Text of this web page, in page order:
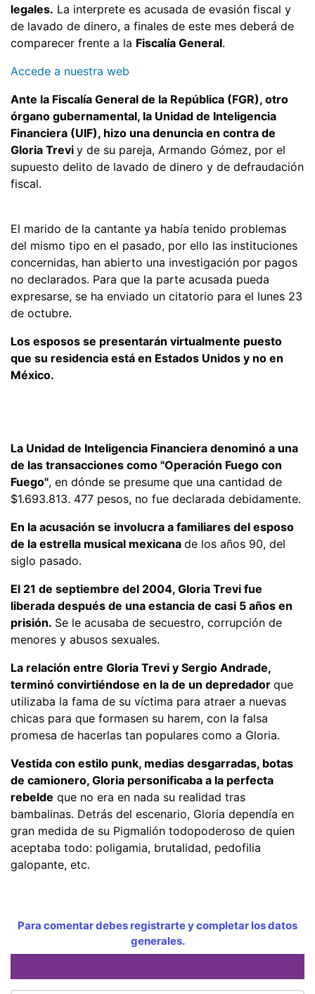
legales. La interprete es acusada de evasión fiscal y
de lavado de dinero, a finales de este mes deberá de
comparecer frente a la Fiscalía General.
Accede a nuestra web
Ante la Fiscalía General de la República (FGR), otro
órgano gubernamental, la Unidad de Inteligencia
Financiera (UIF), hizo una denuncia en contra de
Gloria Trevi y de su pareja, Armando Gómez, por el
supuesto delito de lavado de dinero y de defraudación
fiscal.
El marido de la cantante ya había tenido problemas
del mismo tipo en el pasado, por ello las instituciones
concernidas, han abierto una investigación por pagos
no declarados. Para que la parte acusada pueda
expresarse, se ha enviado un citatorio para el lunes 23
de octubre.
Los esposos se presentarán virtualmente puesto
que su residencia está en Estados Unidos y no en
México.
La Unidad de Inteligencia Financiera denominó a una
de las transacciones como "Operación Fuego con
Fuego", en dónde se presume que una cantidad de
$1.693.813. 477 pesos, no fue declarada debidamente.
En la acusación se involucra a familiares del esposo
de la estrella musical mexicana de los años 90, del
siglo pasado.
El 21 de septiembre del 2004, Gloria Trevi fue
liberada después de una estancia de casi 5 años en
prisión. Se le acusaba de secuestro, corrupción de
menores y abusos sexuales.
La relación entre Gloria Trevi y Sergio Andrade,
terminó convirtiéndose en la de un depredador que
utilizaba la fama de su víctima para atraer a nuevas
chicas para que formasen su harem, con la falsa
promesa de hacerlas tan populares como a Gloria.
Vestida con estilo punk, medias desgarradas, botas
de camionero, Gloria personificaba a la perfecta
rebelde que no era en nada su realidad tras
bambalinas. Detrás del escenario, Gloria dependía en
gran medida de su Pigmalión todopoderoso de quien
aceptaba todo: poligamia, brutalidad, pedofilia
galopante, etc.
Para comentar debes registrarte y completar los datos
generales.